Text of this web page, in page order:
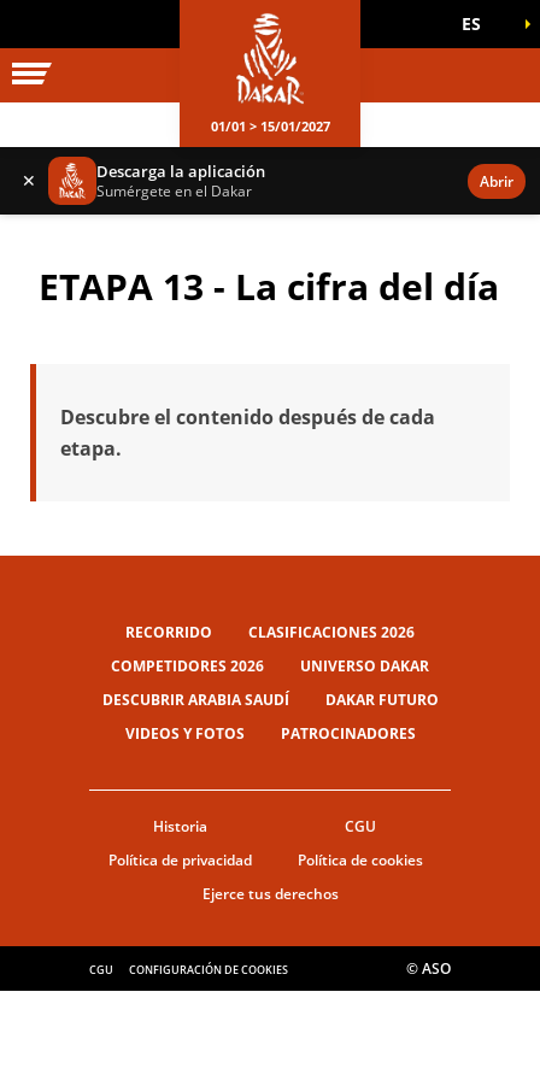
DAKAR
OFICIALES ES
01/01 > 15/01/2027
✕ Descarga la aplicación
Sumérgete en el Dakar Abrir
ETAPA 13 - La cifra del día
Descubre el contenido después de cada
etapa.
RECORRIDO
CLASIFICACIONES 2026
COMPETIDORES 2026
UNIVERSO DAKAR
DESCUBRIR ARABIA SAUDÍ
DAKAR FUTURO
VIDEOS Y FOTOS
PATROCINADORES
Historia
CGU
Política de privacidad
Política de cookies
Ejerce tus derechos
CGU CONFIGURACIÓN DE COOKIES © ASO